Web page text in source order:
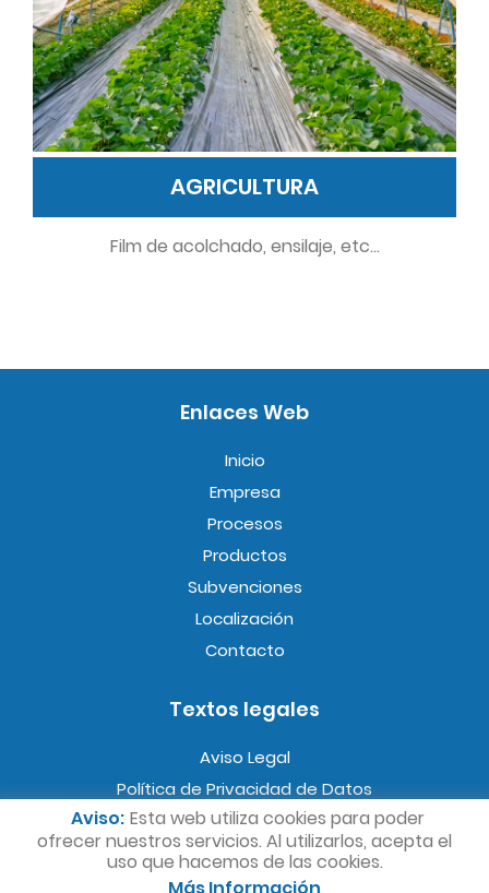
Aviso: Esta web utiliza cookies para poder
ofrecer nuestros servicios. Al utilizarlos, acepta el
uso que hacemos de las cookies.
AGRICULTURA
Film de acolchado, ensilaje, etc...
Enlaces Web
Inicio
Empresa
Procesos
Productos
Subvenciones
Localización
Contacto
Textos legales
Aviso Legal
Política de Privacidad de Datos
Política de Cookies
Condiciones generales de venta